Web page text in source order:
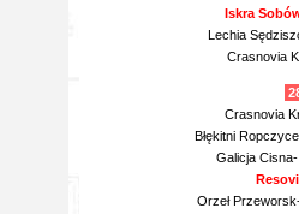
Iskra
Lechia
Crasnovia
Crasnovia
Błękitni
Galicja
Orzeł